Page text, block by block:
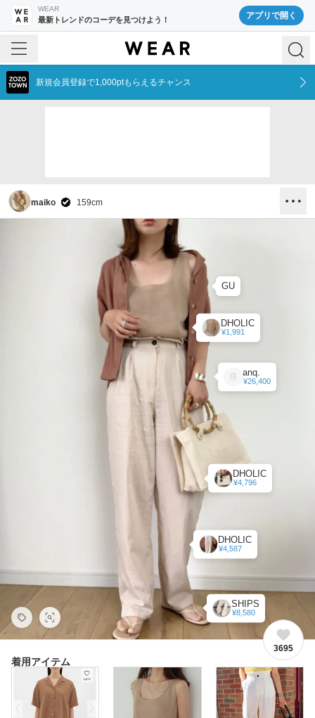
WEAR
最新トレンドのコーデを見つけよう！ アプリで開く
新規会員登録で1,000ptもらえるチャンス
maiko 159cm
GU
DHOLIC
¥1,991
DHOLIC
¥4,587
DHOLIC
¥4,796
anq.
¥26,400
SHIPS
¥8,580
3695
着用アイテム